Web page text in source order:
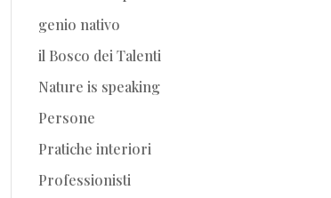
genio nativo
il Bosco dei Talenti
Nature is speaking
Persone
Pratiche interiori
Professionisti